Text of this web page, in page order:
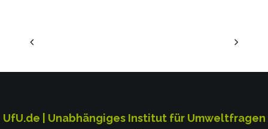
UfU.de | Unabhängiges Institut für Umweltfragen